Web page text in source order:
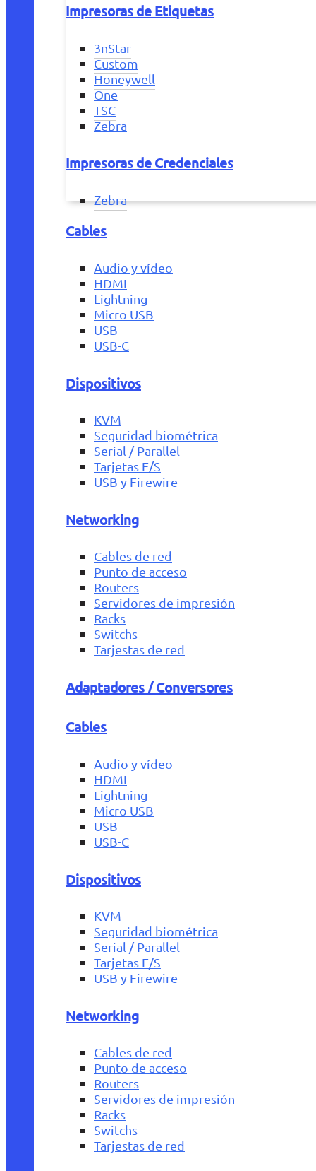
Impresoras de Etiquetas
3nStar
Custom
Honeywell
One
TSC
Zebra
Impresoras de Credenciales
Zebra
Cables
Audio y vídeo
HDMI
Lightning
Micro USB
USB
USB-C
Dispositivos
KVM
Seguridad biométrica
Serial / Parallel
Tarjetas E/S
USB y Firewire
Networking
Cables de red
Punto de acceso
Routers
Servidores de impresión
Racks
Switchs
Tarjestas de red
Adaptadores / Conversores
Cables
Audio y vídeo
HDMI
Lightning
Micro USB
USB
USB-C
Dispositivos
KVM
Seguridad biométrica
Serial / Parallel
Tarjetas E/S
USB y Firewire
Networking
Cables de red
Punto de acceso
Routers
Servidores de impresión
Racks
Switchs
Tarjestas de red